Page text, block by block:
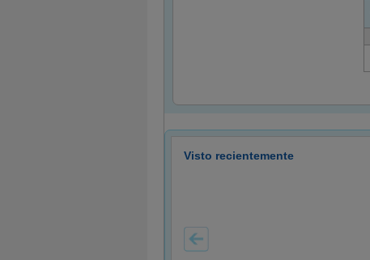
Visto recientemente